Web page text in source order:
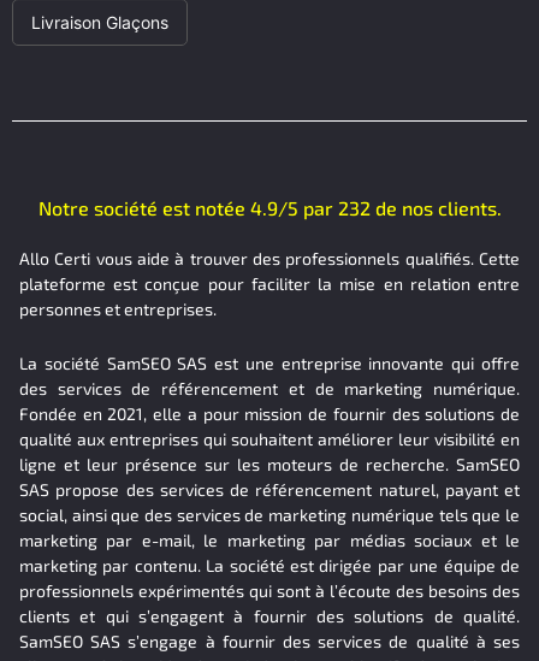
Livraison Glaçons
Notre société est notée 4.9/5 par 232 de nos clients.
Allo Certi vous aide à trouver des professionnels qualifiés. Cette
plateforme est conçue pour faciliter la mise en relation entre
personnes et entreprises.
La société SamSEO SAS est une entreprise innovante qui offre
des services de référencement et de marketing numérique.
Fondée en 2021, elle a pour mission de fournir des solutions de
qualité aux entreprises qui souhaitent améliorer leur visibilité en
ligne et leur présence sur les moteurs de recherche. SamSEO
SAS propose des services de référencement naturel, payant et
social, ainsi que des services de marketing numérique tels que le
marketing par e-mail, le marketing par médias sociaux et le
marketing par contenu. La société est dirigée par une équipe de
professionnels expérimentés qui sont à l’écoute des besoins des
clients et qui s’engagent à fournir des solutions de qualité.
SamSEO SAS s’engage à fournir des services de qualité à ses